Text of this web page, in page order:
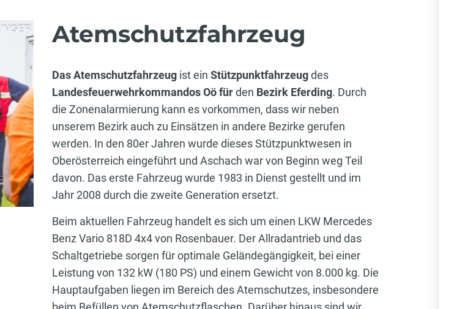
Atemschutzfahrzeug
Das Atemschutzfahrzeug ist ein Stützpunktfahrzeugdes
Landesfeuerwehrkommandos Oöfürden Bezirk Eferding. Durch
die Zonenalarmierung kann es vorkommen, dass wir neben
unserem Bezirk auch zu Einsätzen in andere Bezirke gerufen
werden. In den 80er Jahren wurde dieses Stützpunktwesen in
Oberösterreich eingeführt und Aschach war von Beginn weg Teil
davon. Das erste Fahrzeug wurde 1983 in Dienst gestellt und im
Jahr 2008 durch die zweite Generation ersetzt.
Beim aktuellen Fahrzeug handelt es sich um einen LKW Mercedes
Benz Vario 818D 4x4 von Rosenbauer. Der Allradantrieb und das
Schaltgetriebe sorgen für optimale Geländegängigkeit, bei einer
Leistung von 132 kW (180 PS) und einem Gewicht von 8.000 kg. Die
Hauptaufgaben liegen im Bereich des Atemschutzes, insbesondere